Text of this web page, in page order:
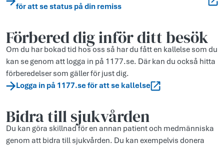
för att se status på din remiss
Förbered dig inför ditt besök
Om du har bokad tid hos oss så har du fått en kallelse som du
kan se genom att logga in på 1177.se. Där kan du också hitta
förberedelser som gäller för just dig.
Logga in på 1177.se för att se kallelse
Bidra till sjukvården
Du kan göra skillnad för en annan patient och medmänniska
genom att bidra till sjukvården. Du kan exempelvis donera